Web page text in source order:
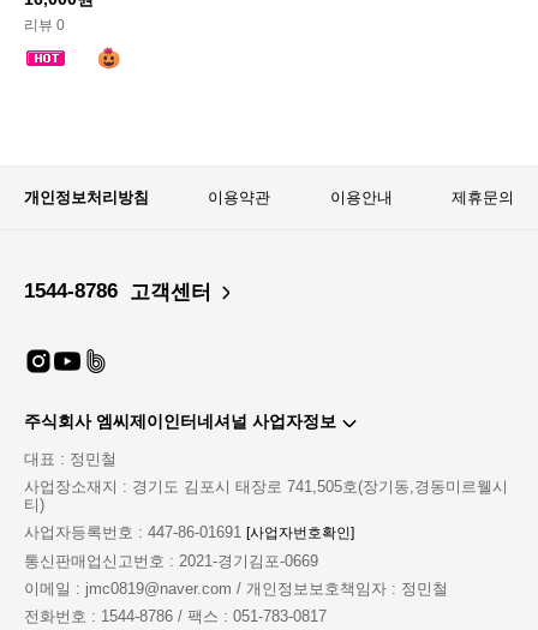
리뷰 0
개인정보처리방침 이용약관 이용안내 제휴문의
1544-8786 고객센터
주식회사 엠씨제이인터네셔널 사업자정보
대표 : 정민철
사업장소재지 : 경기도 김포시 태장로 741,505호(장기동,경동미르웰시
티)
사업자등록번호 : 447-86-01691
[사업자번호확인]
통신판매업신고번호 : 2021-경기김포-0669
이메일 : jmc0819@naver.com / 개인정보보호책임자 : 정민철
전화번호 : 1544-8786 / 팩스 : 051-783-0817